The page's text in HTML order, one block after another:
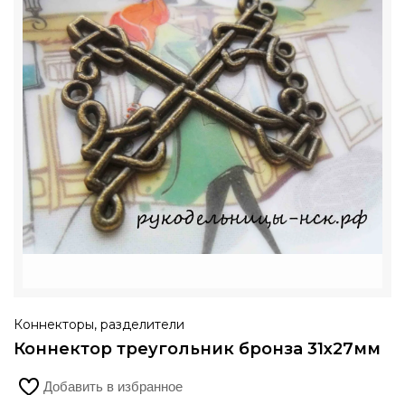
Коннекторы, разделители
Коннектор треугольник бронза 31х27мм
Добавить в избранное